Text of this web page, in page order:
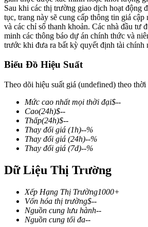
Futures sử dụng USDT làm tài sản
COIN-M Futures
Futures sử dụng token làm tài sản thế
TradFi
Phái sinh cổ phiếu, ngoại hối, kim
Sau khi các thị trường giao dịch hoạt động
tục, trang này sẽ cung cấp thông tin giá
và các chỉ số thanh khoản. Các nhà đầu tư
minh các thông báo dự án chính thức và
trước khi đưa ra bất kỳ quyết định tài chính
Biểu Đồ Hiệu Suất
Theo dõi hiệu suất giá (undefined) theo
Mức cao nhất mọi thời đại$--
Cao(24h)$--
Thấp(24h)$--
Thay đổi giá (1h)--%
Thay đổi giá (24h)--%
Thay đổi giá (7d)--%
Dữ Liệu Thị Trường
Xếp Hạng Thị Trường1000+
Vốn hóa thị trường$--
Nguồn cung lưu hành--
Nguồn cung tối đa--